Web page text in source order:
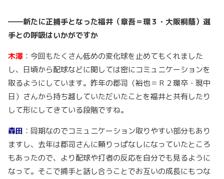
――新たに正捕手となった福井（章吾＝環３・大阪桐蔭）選
手との呼吸はいかがですか
木澤 ：今回もたくさん低めの変化球を止めてもくれました
し、日頃から配球などに関しては密にコミュニケーションを
取るようにしています。昨年の郡司（裕也＝Ｒ２環卒・現中
日）さんから持ち越していただいたことを福井と共有したり
して形にしてきている段階ですね。
森田 ：同期なのでコミュニケーション取りやすい部分もあり
ますし、去年は郡司さんに頼りっぱなしになっていたところ
もあったので、より配球や打者の反応を自分でも見るように
なって。そこで捕手と話し合うことでお互いの成長にもつな